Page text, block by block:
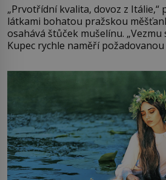
„Prvotřídní kvalita, dovoz z Itálie,“
látkami bohatou pražskou
osahává štůček mušelínu.
Kupec rychle naměří
milostpaní. Stačí jenom na sukni,“
množství růžového mušelínu.
Vezme do ruky dřevěnou